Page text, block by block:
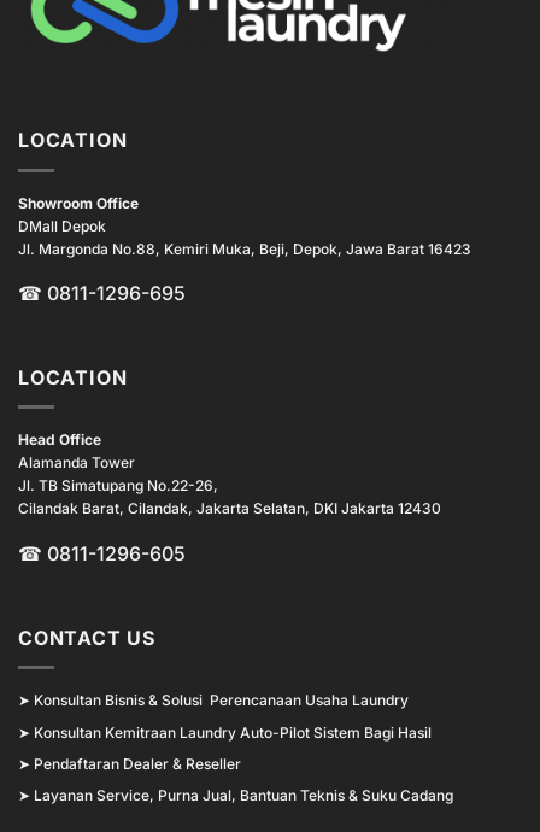
LOCATION
Showroom Office
DMall Depok
Jl. Margonda No.88, Kemiri Muka, Beji, Depok, Jawa Barat 16423
☎ 0811-1296-695
LOCATION
Head Office
Alamanda Tower
Jl. TB Simatupang No.22-26,
Cilandak Barat, Cilandak, Jakarta Selatan, DKI Jakarta 12430
☎ 0811-1296-605
CONTACT US
➤ Konsultan Bisnis & Solusi Perencanaan Usaha Laundry
➤ Konsultan Kemitraan Laundry Auto-Pilot Sistem Bagi Hasil
➤ Pendaftaran Dealer & Reseller
➤ Layanan Service, Purna Jual, Bantuan Teknis & Suku Cadang